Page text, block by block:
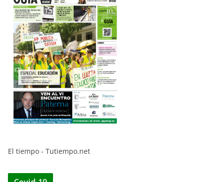
El tiempo - Tutiempo.net